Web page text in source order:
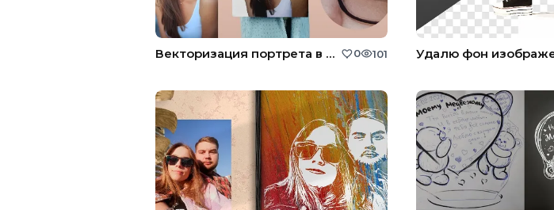
Векторизация портрета в мультяшной стилистике 0 101